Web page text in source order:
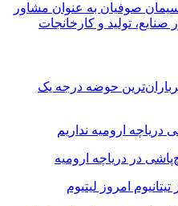
صوفیان به عنوان مشاور
تولید و کارخانجات
حوضه‌ درجه یک
دریاچه ارومیه نداریم
در دریاچه ارومیه
امروز لیتیوم